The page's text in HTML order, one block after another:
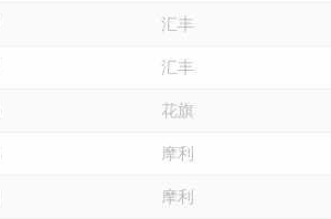
汇丰
汇丰
花旗
摩利
摩利